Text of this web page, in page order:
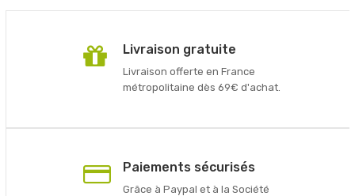
Livraison gratuite
Livraison offerte en France
métropolitaine dès 69€ d'achat.
Paiements sécurisés
Grâce à Paypal et à la Société